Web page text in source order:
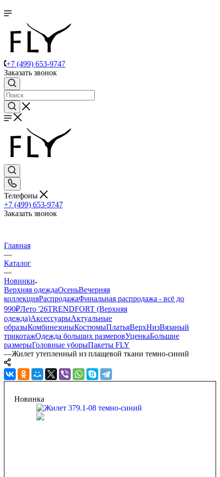
+7 (499) 653-9747
Заказать звонок
Телефоны
+7 (499) 653-9747
Заказать звонок
Главная
—
Каталог
—
Новинки
Верхняя одеждаОсеньВечерняя
коллекцияРаспродажаФинальная распродажа - всё до
990₽Лето '26TRENDFORT (Верхняя
одежда)АксессуарыАктуальные
образыКомбинезоныКостюмыПлатьяВерхНизВязаный
трикотажОдежда больших размеровУценкаБольшие
размерыГоловные уборыПакеты FLY
—Жилет утепленный из плащевой ткани темно-синий
Новинка